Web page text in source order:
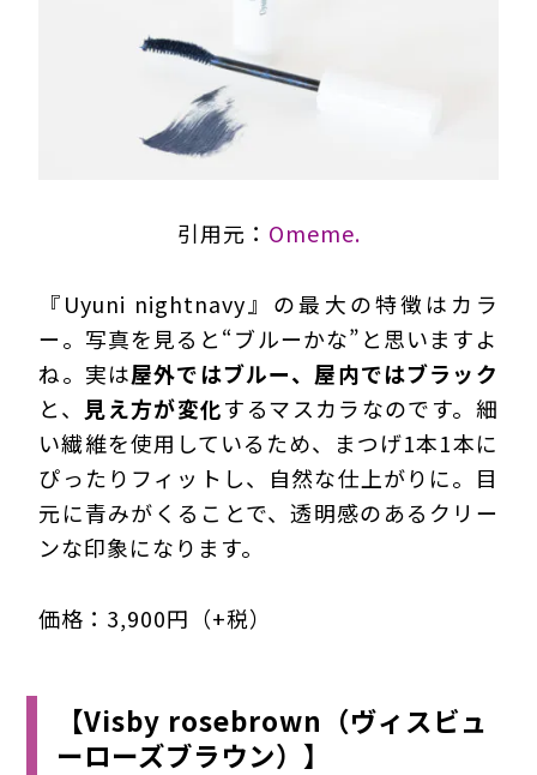
引用元： Omeme.
『Uyuni nightnavy』の最大の特徴はカラ
ー。写真を見ると“ブルーかな”と思いますよ
ね。実は屋外ではブルー、屋内ではブラック
と、
見え方が変化するマスカラなのです。細
い繊維を使用しているため、まつげ1本1本に
ぴったりフィットし、自然な仕上がりに。目
元に青みがくることで、透明感のあるクリー
ンな印象になります。
価格：3,900円（+税）
【Visby rosebrown（ヴィスビュ
ーローズブラウン）】